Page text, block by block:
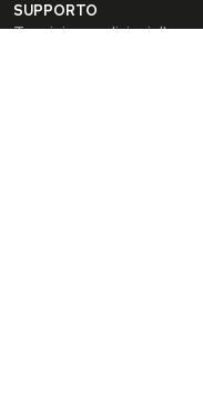
SUPPORTO
Termini e condizioni d'uso